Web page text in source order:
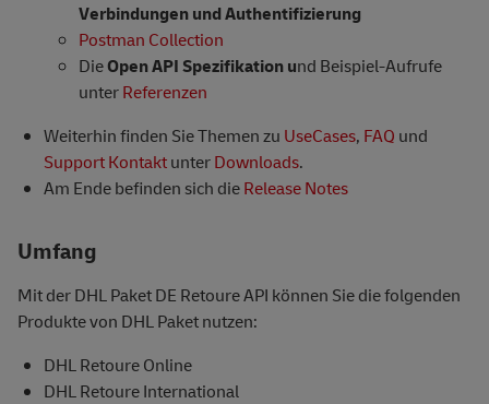
Verbindungen und Authentifizierung
Postman Collection
DieOpen API Spezifikation und Beispiel-Aufrufe
unterReferenzen
Weiterhin finden Sie Themen zu UseCases, FAQ und
Support KontaktunterDownloads.
Am Ende befinden sich dieRelease Notes
Umfang
Mit der DHL Paket DE Retoure API können Sie die folgenden
Produkte von DHL Paket nutzen:
DHL Retoure Online
DHL Retoure International